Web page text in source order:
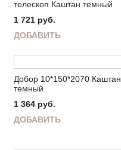
телескоп Каштан темный
1 721 руб.
ДОБАВИТЬ
Добор 10*150*2070 Каштан
темный
1 364 руб.
ДОБАВИТЬ